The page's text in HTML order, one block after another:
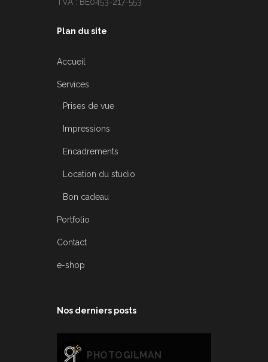
Plan du site
Accueil
Services
Prises de vue
Impressions
Encadrements
Location du studio
Bon cadeau
Portfolio
Contact
e-shop
Nos derniers posts
PHOTOGILMAN